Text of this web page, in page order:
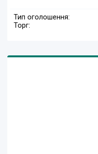
Тип оголошення:
Торг: